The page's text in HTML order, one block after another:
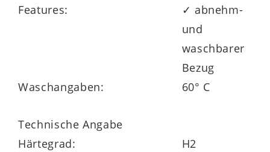
Features:
✓ abnehm-
und
waschbarer
Bezug
Waschangaben:
60° C
Technische Angabe
Härtegrad:
H2